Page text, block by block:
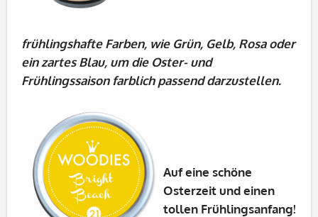
frühlingshafteFarben, wie Grün, Gelb, Rosa oder
ein zartes Blau, um die Oster- und
Frühlingssaison farblich passend darzustellen.
Auf eine schöne
Osterzeit und einen
tollen Frühlingsanfang!